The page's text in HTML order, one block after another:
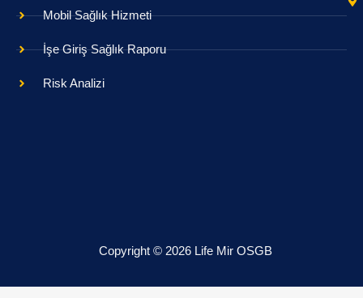
Mobil Sağlık Hizmeti
İşe Giriş Sağlık Raporu
Risk Analizi
Copyright © 2026 Life Mir OSGB